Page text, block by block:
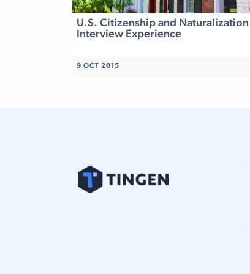
U.S. Citizenship and Naturalization
Interview Experience
9 OCT 2015